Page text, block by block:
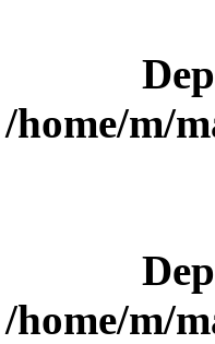
/home/m/
/home/m/